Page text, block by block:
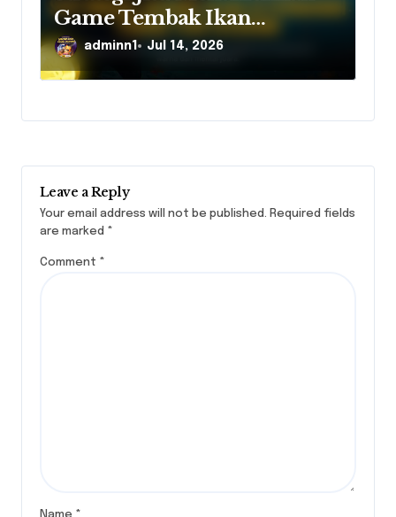
Game Tembak Ikan
Pragmatic Play
adminn1 Jul 14, 2026
Leave a Reply
Your email address will not be published. Required fields
are marked *
Comment *